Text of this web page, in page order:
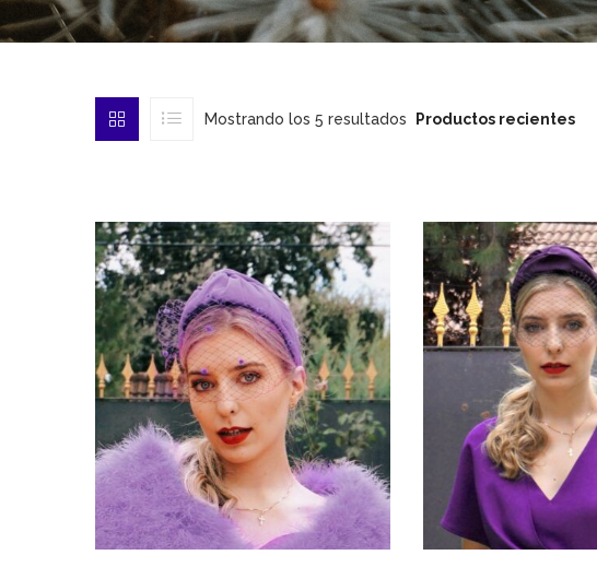
Mostrando los 5 resultados Productos recientes